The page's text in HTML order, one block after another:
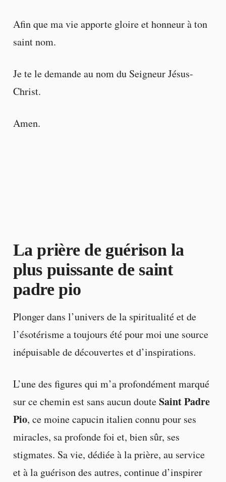
Afin que ma vie apporte gloire et honneur à ton
saint nom.
Je te le demande au nom du Seigneur Jésus-
Christ.
Amen.
La prière de guérison la
plus puissante de saint
padre pio
Plonger dans l’univers de la spiritualité et de
l’ésotérisme a toujours été pour moi une source
inépuisable de découvertes et d’inspirations.
L’une des figures qui m’a profondément marqué
sur ce chemin est sans aucun douteSaint Padre
Pio, ce moine capucin italien connu pour ses
miracles, sa profonde foi et, bien sûr, ses
stigmates. Sa vie, dédiée à la prière, au service
et à la guérison des autres, continue d’inspirer